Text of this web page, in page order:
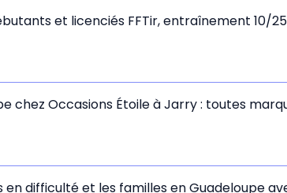
et licenciés FFTir, entraînement
chez Occasions Étoile à Jarry : toutes
en difficulté et les familles en Guadeloupe